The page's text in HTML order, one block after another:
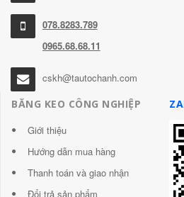
078.8283.789
0965.68.68.11
cskh@tautochanh.com
BĂNG KEO CÔNG NGHIỆP
Giới thiệu
Hướng dẫn mua hàng
Thanh toán và giao nhận
Đổi trả sản phẩm